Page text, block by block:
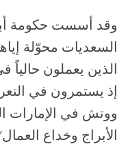
وقد أسست حكومة
السعديات محوّلة
الذين يعملون
إذ يستمرون في
الأبراج وخداع